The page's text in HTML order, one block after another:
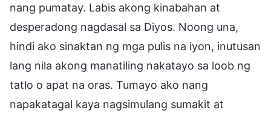
nang pumatay. Labis akong kinabahan at
desperadong nagdasal sa Diyos. Noong una,
hindi ako sinaktan ng mga pulis na iyon, inutusan
lang nila akong manatiling nakatayo sa loob ng
tatlo o apat na oras. Tumayo ako nang
napakatagal kaya nagsimulang sumakit at